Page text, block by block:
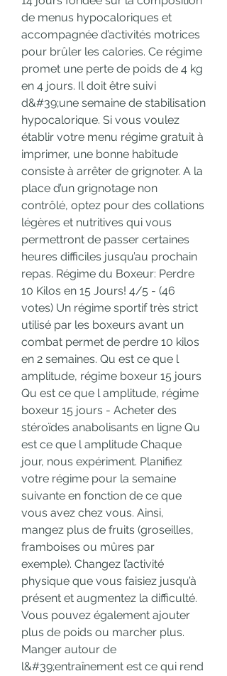
de menus hypocaloriques et
accompagnée d’activités motrices
pour brûler les calories. Ce régime
promet une perte de poids de 4 kg
en 4 jours. Il doit être suivi
d&#39;une semaine de stabilisation
hypocalorique. Si vous voulez
établir votre menu régime gratuit à
imprimer, une bonne habitude
consiste à arrêter de grignoter. A la
place d’un grignotage non
contrôlé, optez pour des collations
légères et nutritives qui vous
permettront de passer certaines
heures difficiles jusqu’au prochain
repas. Régime du Boxeur: Perdre
10 Kilos en 15 Jours! 4/5 - (46
votes) Un régime sportif très strict
utilisé par les boxeurs avant un
combat permet de perdre 10 kilos
en 2 semaines. Qu est ce que l
amplitude, régime boxeur 15 jours
Qu est ce que l amplitude, régime
boxeur 15 jours - Acheter des
stéroïdes anabolisants en ligne Qu
est ce que l amplitude Chaque
jour, nous expériment. Planifiez
votre régime pour la semaine
suivante en fonction de ce que
vous avez chez vous. Ainsi,
mangez plus de fruits (groseilles,
framboises ou mûres par
exemple). Changez l’activité
physique que vous faisiez jusqu’à
présent et augmentez la difficulté.
Vous pouvez également ajouter
plus de poids ou marcher plus.
Manger autour de
l&#39;entraînement est ce qui rend